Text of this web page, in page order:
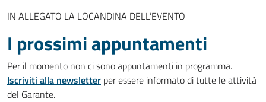
IN ALLEGATO LA LOCANDINA DELL’EVENTO
I prossimi appuntamenti
Per il momento non ci sono appuntamenti in programma.
Iscriviti alla newsletter per essere informato di tutte le attività
del Garante.